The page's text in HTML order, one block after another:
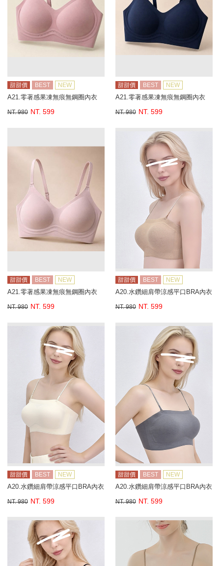
甜甜價 BEST NEW
A21.零著感果凍無痕無鋼圈內衣
NT. 980 NT. 599
甜甜價 BEST NEW
A21.零著感果凍無痕無鋼圈內衣
NT. 980 NT. 599
甜甜價 BEST NEW
A21.零著感果凍無痕無鋼圈內衣
NT. 980 NT. 599
甜甜價 BEST NEW
A20.水鑽細肩帶涼感平口BRA內衣
NT. 980 NT. 599
甜甜價 BEST NEW
A20.水鑽細肩帶涼感平口BRA內衣
NT. 980 NT. 599
甜甜價 BEST NEW
A20.水鑽細肩帶涼感平口BRA內衣
NT. 980 NT. 599